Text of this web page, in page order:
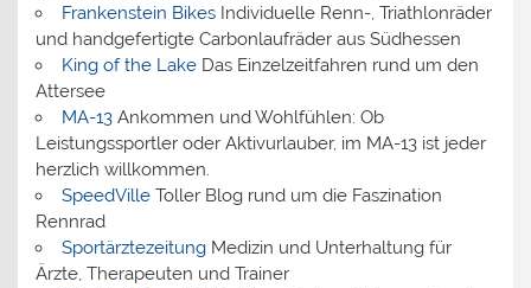
Frankenstein BikesIndividuelle Renn-, Triathlonräder
und handgefertigte Carbonlaufräder aus Südhessen
King of the LakeDas Einzelzeitfahren rund um den
Attersee
MA-13Ankommen und Wohlfühlen: Ob
Leistungssportler oder Aktivurlauber, im MA-13 ist jeder
herzlich willkommen.
SpeedVilleToller Blog rund um die Faszination
Rennrad
SportärztezeitungMedizin und Unterhaltung für
Ärzte, Therapeuten und Trainer